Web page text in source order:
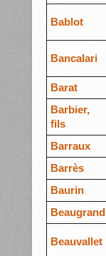
Bablot
Bancalari
Barat
Barbier,
fils
Barraux
Barrès
Baurin
Beaugrand
Beauvallet